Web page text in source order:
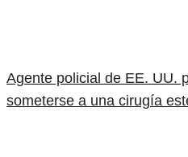
Agente policial de EE. UU.
someterse a una cirugía